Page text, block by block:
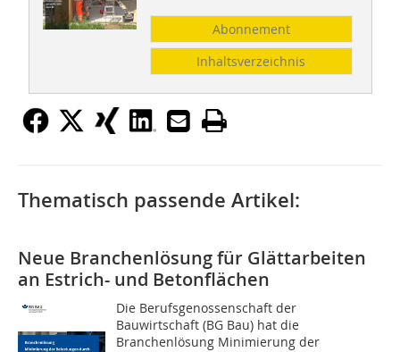
Abonnement
Inhaltsverzeichnis
Thematisch passende Artikel:
Neue Branchenlösung für Glättarbeiten
an Estrich- und Betonflächen
Die Berufsgenossenschaft der
Bauwirtschaft (BG Bau) hat die
Branchenlösung Minimierung der